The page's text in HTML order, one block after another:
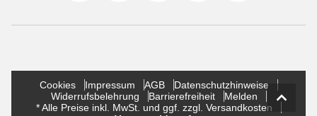
Cookies Impressum AGB
Datenschutzhinweise
Widerrufsbelehrung
Barrierefreiheit
Melden
* Alle Preise inkl. MwSt. und ggf. zzgl. Versandkosten